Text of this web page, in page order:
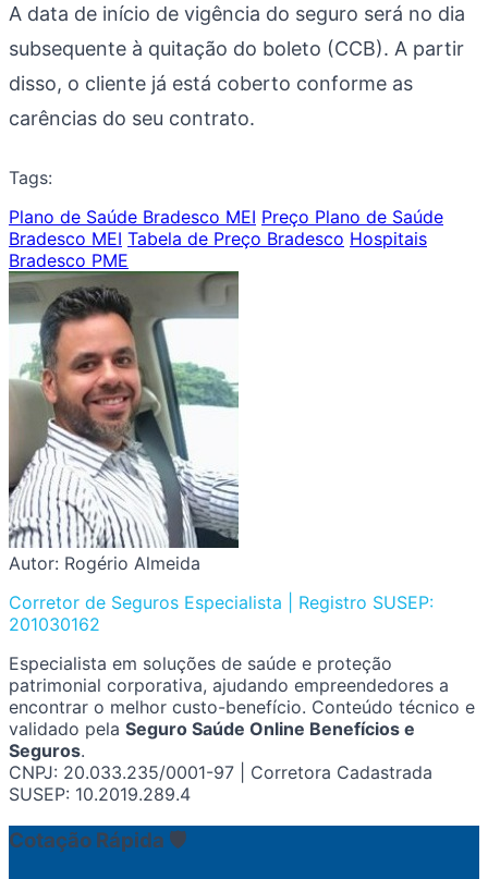
A data de início de vigência do seguro será no dia
subsequente à quitação do boleto (CCB). A partir
disso, o cliente já está coberto conforme as
carências do seu contrato.
Tags:
Plano de Saúde Bradesco MEI Preço Plano de Saúde
Bradesco MEI Tabela de Preço Bradesco Hospitais
Bradesco PME
Autor: Rogério Almeida
Corretor de Seguros Especialista | Registro SUSEP:
201030162
Especialista em soluções de saúde e proteção
patrimonial corporativa, ajudando empreendedores a
encontrar o melhor custo-benefício. Conteúdo técnico e
validado pela Seguro Saúde Online Benefícios e
Seguros.
CNPJ: 20.033.235/0001-97 | Corretora Cadastrada
SUSEP: 10.2019.289.4
Cotação Rápida 🛡️